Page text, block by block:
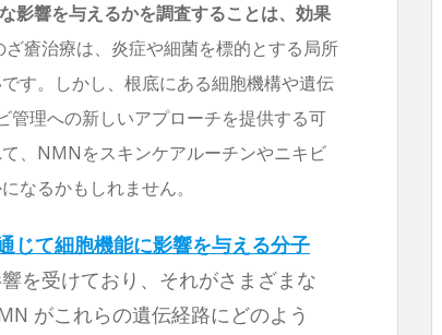
影響を与えるかを調査することは、効果
ざ瘡治療は、炎症や細菌を標的とする局所
す。しかし、根底にある細胞機構や遺伝
理への新しいアプローチを提供する可
、NMNをスキンケアルーチンやニキビ
なるかもしれません。
じて細胞機能に影響を与える分子
を受けており、それがさまざまな
がこれらの遺伝経路にどのよう